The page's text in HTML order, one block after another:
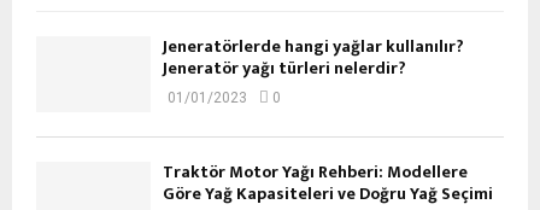
Jeneratörlerde hangi yağlar kullanılır?
Jeneratör yağı türleri nelerdir?
01/01/2023 0
Traktör Motor Yağı Rehberi: Modellere
Göre Yağ Kapasiteleri ve Doğru Yağ Seçimi